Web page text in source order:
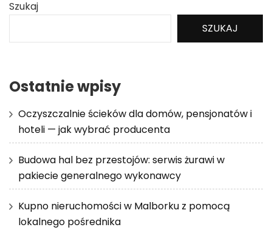
Szukaj
SZUKAJ
Ostatnie wpisy
Oczyszczalnie ścieków dla domów, pensjonatów i
hoteli — jak wybrać producenta
Budowa hal bez przestojów: serwis żurawi w
pakiecie generalnego wykonawcy
Kupno nieruchomości w Malborku z pomocą
lokalnego pośrednika